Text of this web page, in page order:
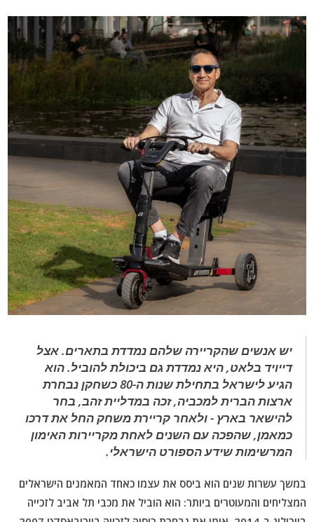
יש אנשים שהקריירה שלהם נמדדת בתארים. אצל
דייויד בלאט, היא נמדדת גם ביכולת להוביל. הוא
הגיע לישראל בתחילת שנות ה-80 כשחקן נבחרת
ארצות הברית למכביה, זכה במדליית זהב, בחר
להישאר בארץ - ולאחר קריירת משחק החל את דרכו
כמאמן, שהפכה עם השנים לאחת מקריירות האימון
המרשימות שידע הספורט הישראלי.
במשך עשרות שנים הוא ביסס את עצמו כאחד המאמנים הישראלים
המצליחים והמעוטרים ביותר: הוא הוביל את מכבי תל אביב לזכייה